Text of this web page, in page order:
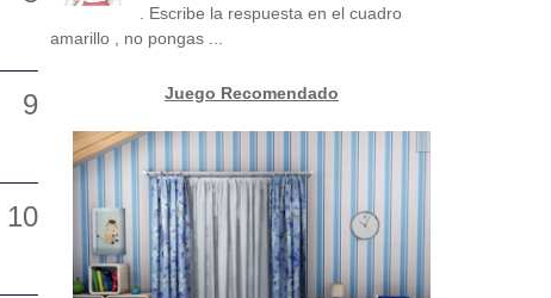
. Escribe la respuesta en el cuadro
amarillo , no pongas ...
Juego Recomendado